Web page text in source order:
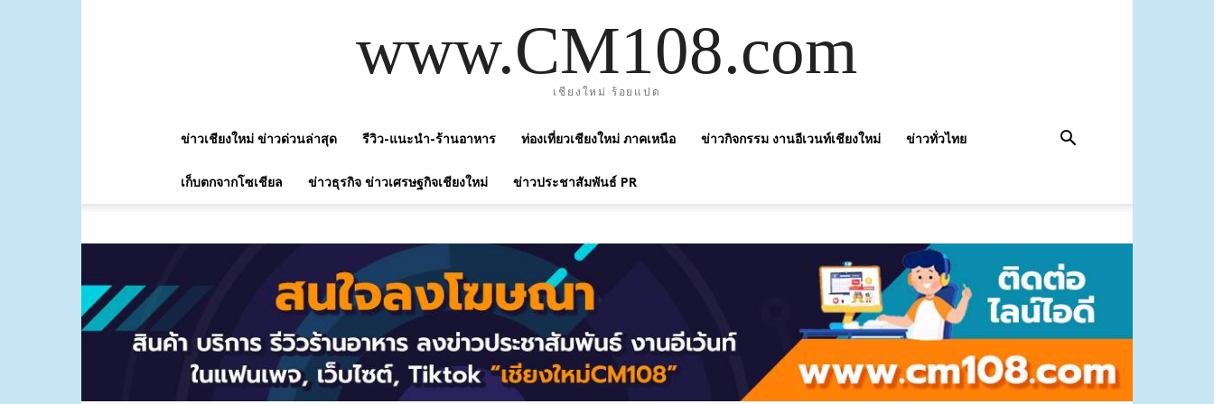
www.CM108.com
เชียงใหม่ ร้อยแปด
ข่าวเชียงใหม่ ข่าวด่วนล่าสุด รีวิว-แนะนำ-ร้านอาหาร ท่องเที่ยวเชียงใหม่ ภาคเหนือ ข่าวกิจกรรม งานอีเวนท์เชียงใหม่ ข่าวทั่วไทย
เก็บตกจากโซเชียล ข่าวธุรกิจ ข่าวเศรษฐกิจเชียงใหม่ ข่าวประชาสัมพันธ์ PR